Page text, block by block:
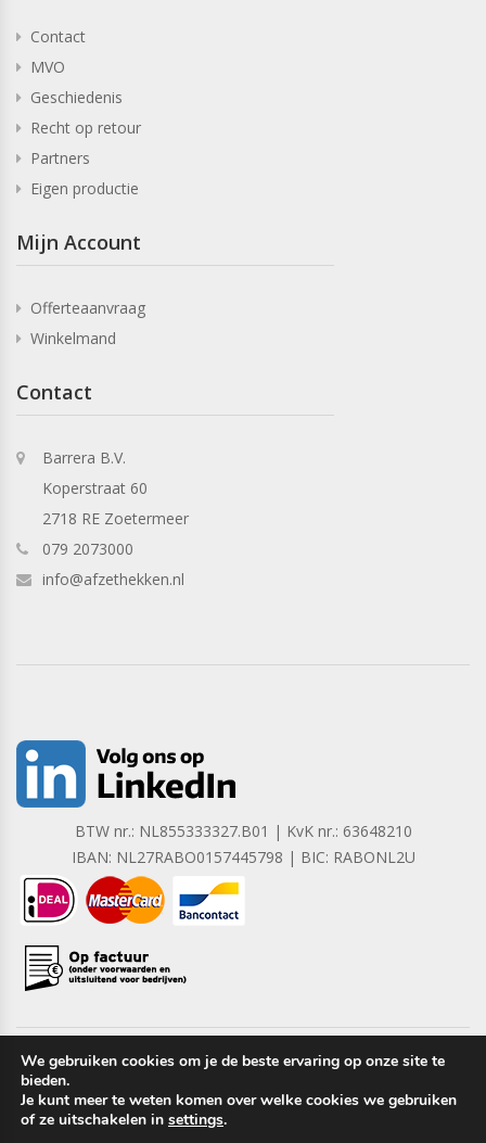
Contact
MVO
Geschiedenis
Recht op retour
Partners
Eigen productie
Mijn Account
Offerteaanvraag
Winkelmand
Contact
Barrera B.V.
Koperstraat 60
2718 RE Zoetermeer
079 2073000
info@afzethekken.nl
BTW nr.: NL855333327.B01 | KvK nr.: 63648210
IBAN: NL27RABO0157445798 | BIC: RABONL2U
Copyright © 2023 Barrera B.V. Alle rechten voorbehouden.
We gebruiken cookies om je de beste ervaring op onze site te
bieden.
Je kunt meer te weten komen over welke cookies we gebruiken
of ze uitschakelen in settings.